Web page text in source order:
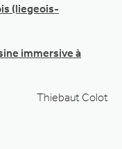
(liegeois-
immersive à
Thiebaut Colot